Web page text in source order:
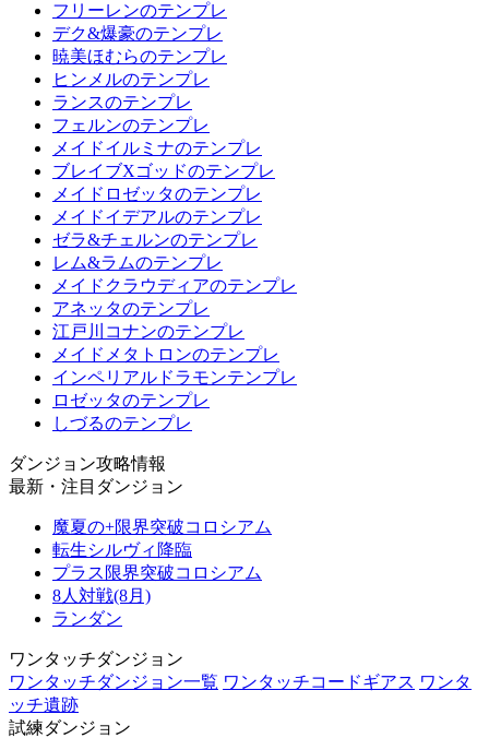
フリーレンのテンプレ
デク&爆豪のテンプレ
暁美ほむらのテンプレ
ヒンメルのテンプレ
ランスのテンプレ
フェルンのテンプレ
メイドイルミナのテンプレ
ブレイブXゴッドのテンプレ
メイドロゼッタのテンプレ
メイドイデアルのテンプレ
ゼラ&チェルンのテンプレ
レム&ラムのテンプレ
メイドクラウディアのテンプレ
アネッタのテンプレ
江戸川コナンのテンプレ
メイドメタトロンのテンプレ
インペリアルドラモンテンプレ
ロゼッタのテンプレ
しづるのテンプレ
ダンジョン攻略情報
最新・注目ダンジョン
魔夏の+限界突破コロシアム
転生シルヴィ降臨
プラス限界突破コロシアム
8人対戦(8月)
ランダン
ワンタッチダンジョン
ワンタッチダンジョン一覧 ワンタッチコードギアス ワンタ
ッチ遺跡
試練ダンジョン